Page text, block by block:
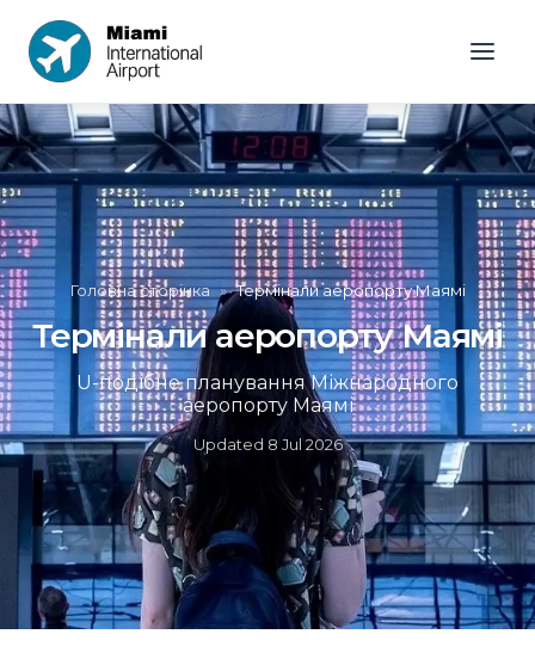
Головна сторінка » Термінали аеропорту Маямі
Термінали аеропорту Маямі
U-подібне планування Міжнародного
аеропорту Маямі
Updated 8 Jul 2026